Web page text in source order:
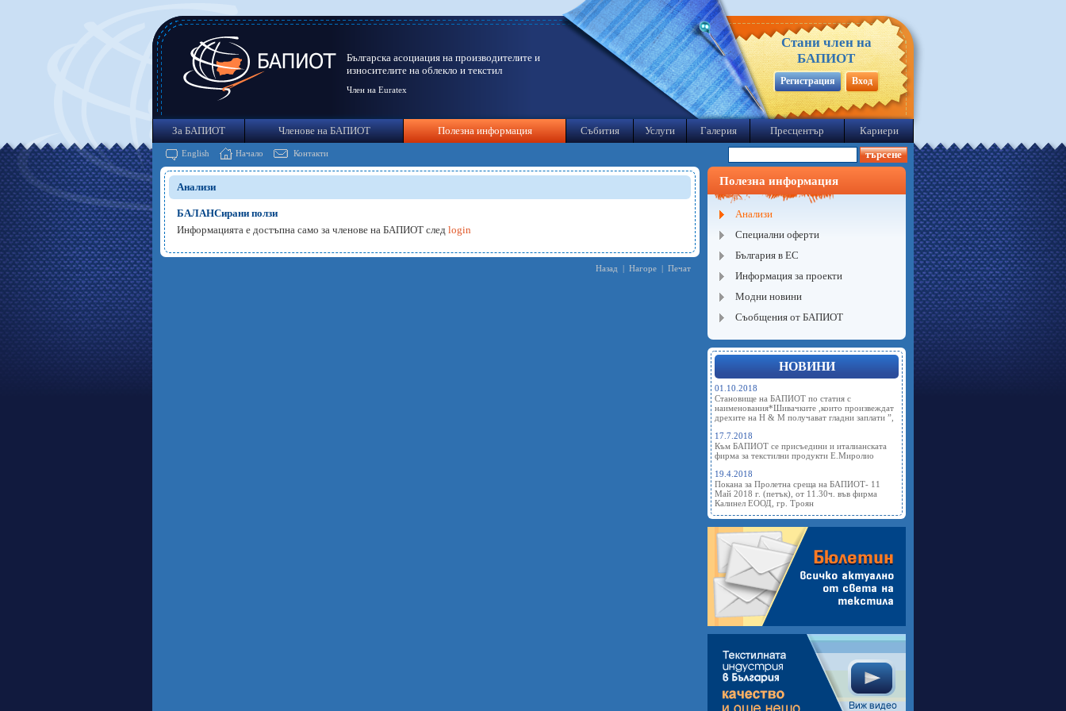
Българска асоциация на производителите и
износителите на облекло и текстил
Член на Euratex
Стани член на
БАПИОТ
Регистрация Вход
За БАПИОТ Членове на БАПИОТ Полезна информация Събития Услуги Галерия Пресцентър Кариери
English Начало Контакти
Анализи
БАЛАНСирани ползи
Информацията е достъпна само за членове на БАПИОТ след login
Назад | Нагоре | Печат
Полезна информация
Анализи
Специални оферти
България в ЕС
Информация за проекти
Модни новини
Съобщения от БАПИОТ
НОВИНИ
01.10.2018
Становище на БАПИОТ по статия с
наименования*Шивачките ,които произвеждат
дрехите на Н & М получават гладни заплати ”,
17.7.2018
Към БАПИОТ се присъедини и италианската
фирма за текстилни продукти Е.Миролио
19.4.2018
Покана за Пролетна среща на БАПИОТ- 11
Май 2018 г. (петък), от 11.30ч. във фирма
Калинел ЕООД, гр. Троян